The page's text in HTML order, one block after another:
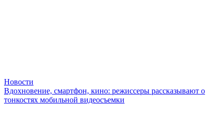
Новости
Вдохновение, смартфон, кино: режиссеры рассказывают о
тонкостях мобильной видеосъемки